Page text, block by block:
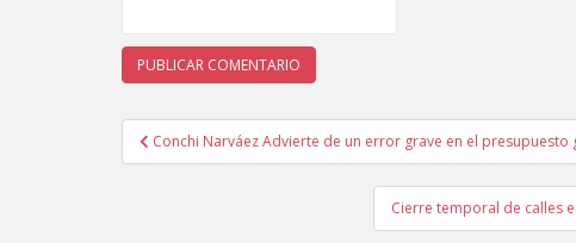
Navegación de entradas
Conchi Narváez Advierte de un error grave en el presupuesto
Cierre temporal de calles